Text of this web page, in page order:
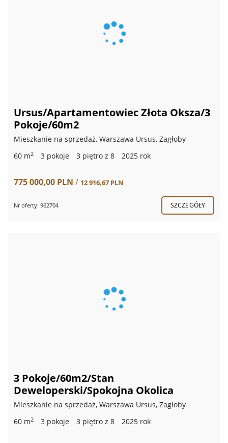
Ursus/Apartamentowiec Złota Oksza/3
Pokoje/60m2
Mieszkanie na sprzedaż, Warszawa Ursus, Zagłoby
60 m2 3 pokoje 3 piętro z 8 2025 rok
775 000,00 PLN / 12 916,67 PLN
Nr oferty: 962704 SZCZEGÓŁY
3 Pokoje/60m2/Stan
Deweloperski/Spokojna Okolica
Mieszkanie na sprzedaż, Warszawa Ursus, Zagłoby
60 m2 3 pokoje 3 piętro z 8 2025 rok